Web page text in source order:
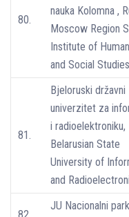
80.
nauka Kolomna ,
Moscow Region
Institute of
and Social Studies
81.
Bjeloruski državni
univerzitet za
i radioelektroniku,
Belarusian State
University of
and
JU Nacionalni park